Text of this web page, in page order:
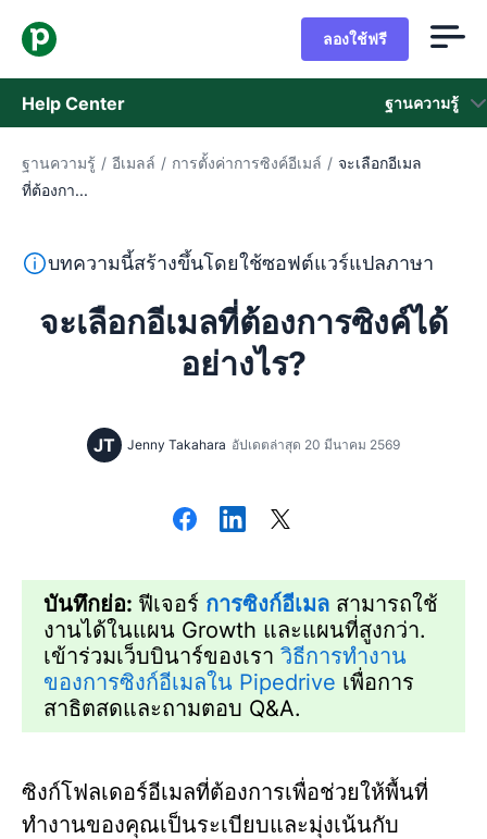
ลองใช้ฟรี
Help Center ฐานความรู้
ฐานความรู้
ติดต่อฝ่ายช่วยเหลือ
ฐานความรู้ / อีเมลล์ / การตั้งค่าการซิงค์อีเมล์ / จะเลือกอีเมล
ที่ต้องกา...
ข้อความนี้แปลจากภาษาอังกฤษโดยใช้ซอฟต์แวร์แปลภาษาแ
บทความนี้สร้างขึ้นโดยใช้ซอฟต์แวร์แปลภาษา
จะเลือกอีเมลที่ต้องการซิงค์ได้
อย่างไร?
JT Jenny Takahara อัปเดตล่าสุด 20 มีนาคม 2569
บันทึกย่อ: ฟีเจอร์ การซิงก์อีเมล สามารถใช้
งานได้ในแผน Growth และแผนที่สูงกว่า.
เข้าร่วมเว็บบินาร์ของเรา วิธีการทำงาน
ของการซิงก์อีเมลใน Pipedrive เพื่อการ
สาธิตสดและถามตอบ Q&A.
ซิงก์โฟลเดอร์อีเมลที่ต้องการเพื่อช่วยให้พื้นที่
ทำงานของคุณเป็นระเบียบและมุ่งเน้นกับ